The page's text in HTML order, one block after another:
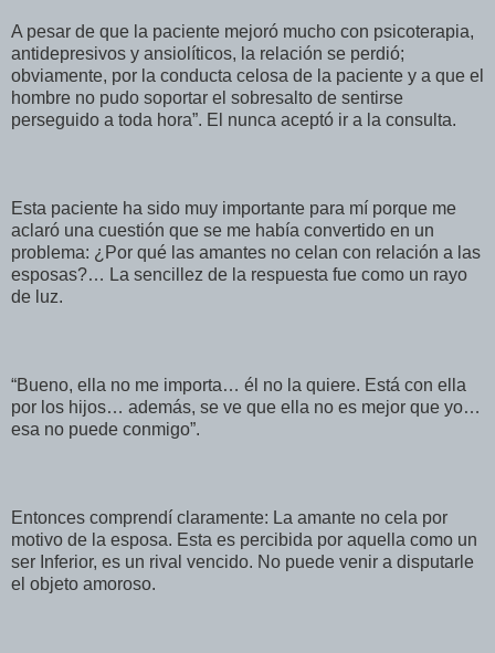
A pesar de que la paciente mejoró mucho con psicoterapia,
antidepresivos y ansiolíticos, la relación se perdió;
obviamente, por la conducta celosa de la paciente y a que el
hombre no pudo soportar el sobresalto de sentirse
perseguido a toda hora”. El nunca aceptó ir a la consulta.
Esta paciente ha sido muy importante para mí porque me
aclaró una cuestión que se me había convertido en un
problema: ¿Por qué las amantes no celan con relación a las
esposas?… La sencillez de la respuesta fue como un rayo
de luz.
“Bueno, ella no me importa… él no la quiere. Está con ella
por los hijos… además, se ve que ella no es mejor que yo…
esa no puede conmigo”.
Entonces comprendí claramente: La amante no cela por
motivo de la esposa. Esta es percibida por aquella como un
ser Inferior, es un rival vencido. No puede venir a disputarle
el objeto amoroso.